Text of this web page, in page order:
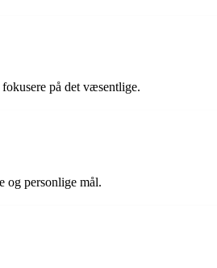
på det væsentlige.
og personlige mål.